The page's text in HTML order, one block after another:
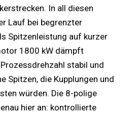
In all diesen
Lauf bei begrenzter
Spitzenleistung auf kurzer
1800 kW dämpft
stabil und
Spitzen, die Kupplungen und
würden. Die 8-polige
hier an: kontrollierte